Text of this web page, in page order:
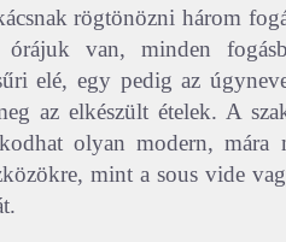
rögtönözni három
órájuk van, minden
elé, egy pedig az
az elkészült ételek. A
olyan modern, mára
mint a sous vide